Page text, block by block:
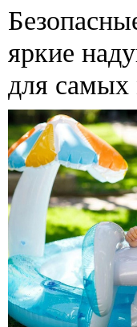
яркие
для самых